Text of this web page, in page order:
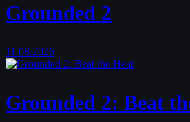
Grounded 2
11.08.2026
Grounded 2: Beat